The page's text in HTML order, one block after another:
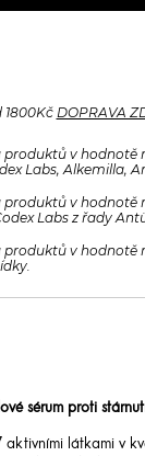
DOPRAVA
v hodnotě
Labs, Alkemilla,
produktů v hodnotě
Labs z řady
produktů v hodnotě
sérum proti
aktivními látkami v